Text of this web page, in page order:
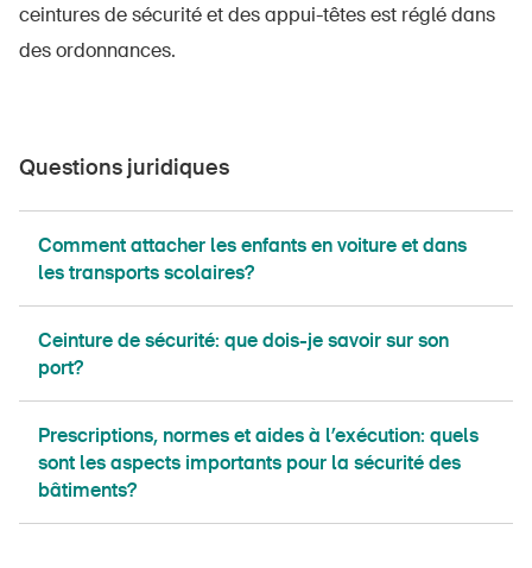
ceintures de sécurité et des appui-têtes est réglé dans
des ordonnances.
Questions juridiques
Comment attacher les enfants en voiture et dans
les transports scolaires?
Ceinture de sécurité: que dois-je savoir sur son
port?
Prescriptions, normes et aides à l’exécution: quels
sont les aspects importants pour la sécurité des
bâtiments?